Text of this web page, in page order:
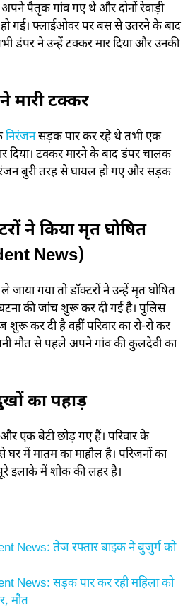
पैतृक गांव गए थे और दोनों रेवाड़ी
गई। फ्लाईओवर पर बस से उतरने के बाद
डंपर ने उन्हें टक्कर मार दिया और उनकी
मारी टक्कर
निरंजनसड़क पार कर रहे थे तभी एक
दिया। टक्कर मारने के बाद डंपर चालक
बुरी तरह से घायल हो गए और सड़क
ने किया मृत घोषित
News)
गया तो डॉक्टरों ने उन्हें मृत घोषित
घटना की जांच शुरू कर दी गई है। पुलिस
कर दी है वहीं परिवार का रो-रो कर
मौत से पहले अपने गांव की कुलदेवी का
का पहाड़
एक बेटी छोड़ गए हैं। परिवार के
में मातम का माहौल है। परिजनों का
इलाके में शोक की लहर है।
News: तेज रफ्तार बाइक ने बुजुर्ग को
News: सड़क पार कर रही महिला को
मौत